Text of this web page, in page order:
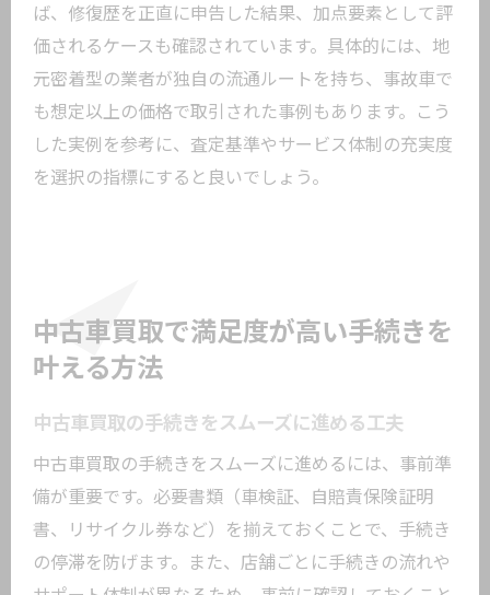
ば、修復歴を正直に申告した結果、加点要素として評
価されるケースも確認されています。具体的には、地
元密着型の業者が独自の流通ルートを持ち、事故車で
も想定以上の価格で取引された事例もあります。こう
した実例を参考に、査定基準やサービス体制の充実度
を選択の指標にすると良いでしょう。
中古車買取で満足度が高い手続きを
叶える方法
中古車買取の手続きをスムーズに進める工夫
中古車買取の手続きをスムーズに進めるには、事前準
備が重要です。必要書類（車検証、自賠責保険証明
書、リサイクル券など）を揃えておくことで、手続き
の停滞を防げます。また、店舗ごとに手続きの流れや